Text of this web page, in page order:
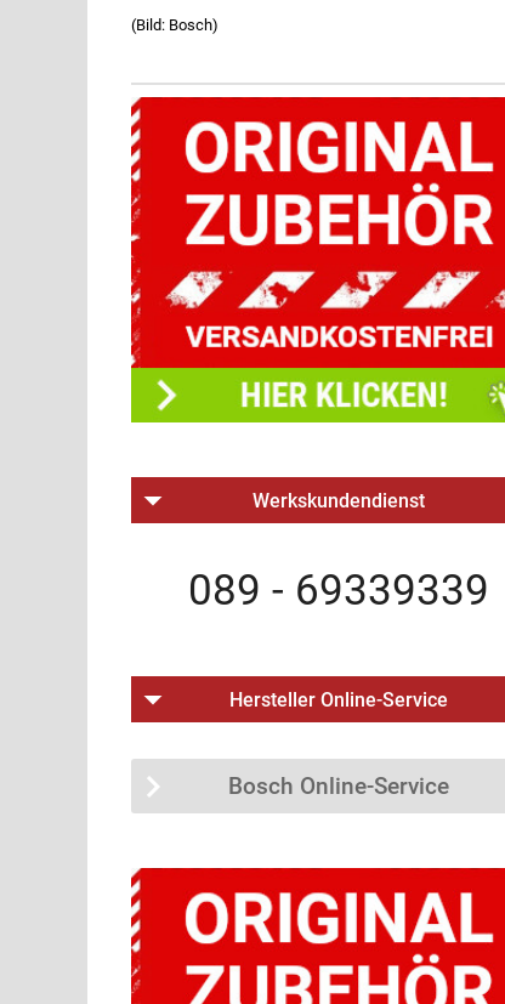
(Bild: Bosch)
Werkskundendienst
089 - 69339339
Hersteller Online-Service
Bosch Online-Service